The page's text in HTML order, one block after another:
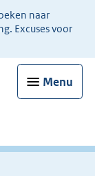
naar
Excuses voor
Menu